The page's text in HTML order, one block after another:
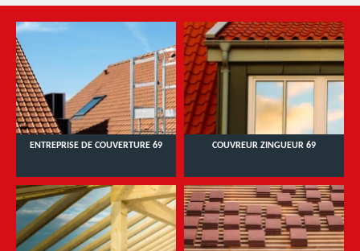
ENTREPRISE DE COUVERTURE 69 COUVREUR ZINGUEUR 69